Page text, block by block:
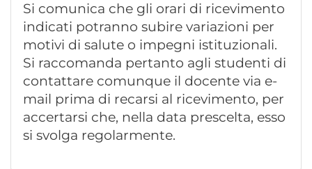
Si comunica che gli orari di ricevimento
indicati potranno subire variazioni per
motivi di salute o impegni istituzionali.
Si raccomanda pertanto agli studenti di
contattare comunque il docente via e-
mail prima di recarsi al ricevimento, per
accertarsi che, nella data prescelta, esso
si svolga regolarmente.